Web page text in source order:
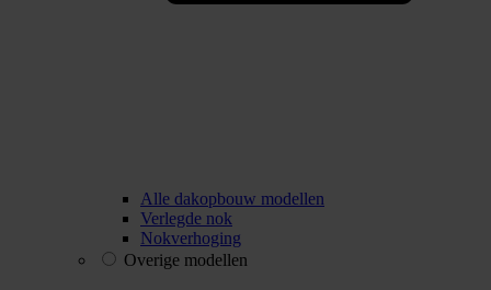
Alle dakopbouw modellen
Verlegde nok
Nokverhoging
Overige modellen